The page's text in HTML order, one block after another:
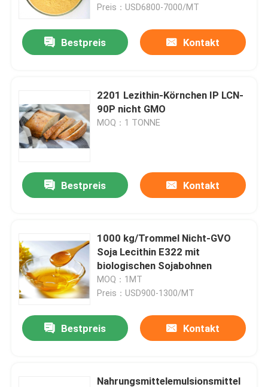
Haus
Videos
Über uns
Qualitätskontrolle
Nachrichten
Fordern Sie ein Zitat
Preis：USD6800-7000/MT
Bestpreis Kontakt
2201 Lezithin-Körnchen IP LCN-
90P nicht GMO
MOQ：1 TONNE
Bestpreis Kontakt
1000 kg/Trommel Nicht-GVO
Soja Lecithin E322 mit
biologischen Sojabohnen
MOQ：1MT
Preis：USD900-1300/MT
Bestpreis Kontakt
Nahrungsmittelemulsionsmittel